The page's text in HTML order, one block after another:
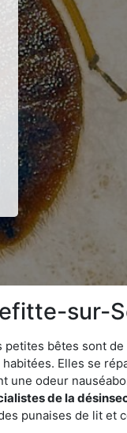
sur-
bêtes sont
Elles se
une odeur
de la
punaises de lit et